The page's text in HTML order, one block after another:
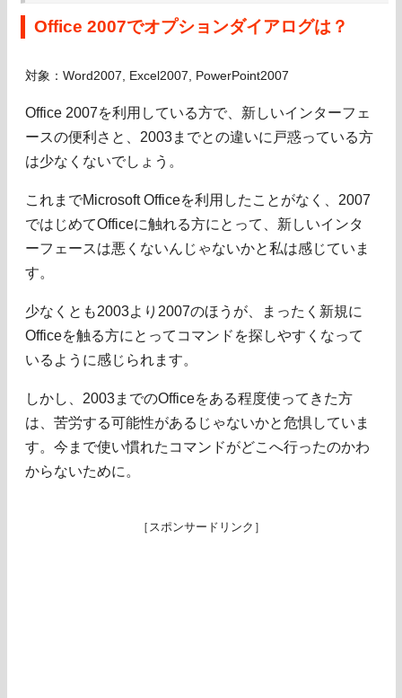
Office 2007でオプションダイアログは？
対象：Word2007, Excel2007, PowerPoint2007
Office 2007を利用している方で、新しいインターフェ
ースの便利さと、2003までとの違いに戸惑っている方
は少なくないでしょう。
これまでMicrosoft Officeを利用したことがなく、2007
ではじめてOfficeに触れる方にとって、新しいインタ
ーフェースは悪くないんじゃないかと私は感じていま
す。
少なくとも2003より2007のほうが、まったく新規に
Officeを触る方にとってコマンドを探しやすくなって
いるように感じられます。
しかし、2003までのOfficeをある程度使ってきた方
は、苦労する可能性があるじゃないかと危惧していま
す。今まで使い慣れたコマンドがどこへ行ったのかわ
からないために。
［スポンサードリンク］